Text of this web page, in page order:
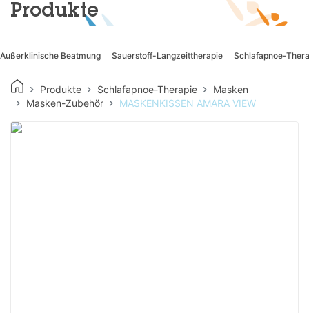
Produkte
Außerklinische Beatmung Sauerstoff-Langzeittherapie Schlafapnoe-
Produkte Schlafapnoe-Therapie
Masken
Masken-Zubehör
MASKENKISSEN AMARA VIEW